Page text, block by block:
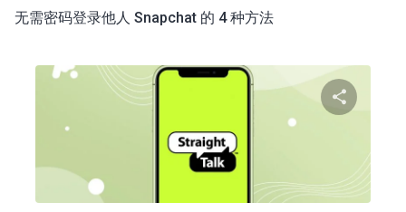
无需密码登录他人 Snapchat 的 4 种方法